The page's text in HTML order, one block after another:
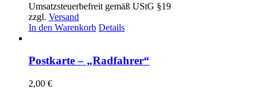
Umsatzsteuerbefreit gemäß UStG §19
zzgl. Versand
In den Warenkorb Details
Postkarte – „Radfahrer“
2,00 €